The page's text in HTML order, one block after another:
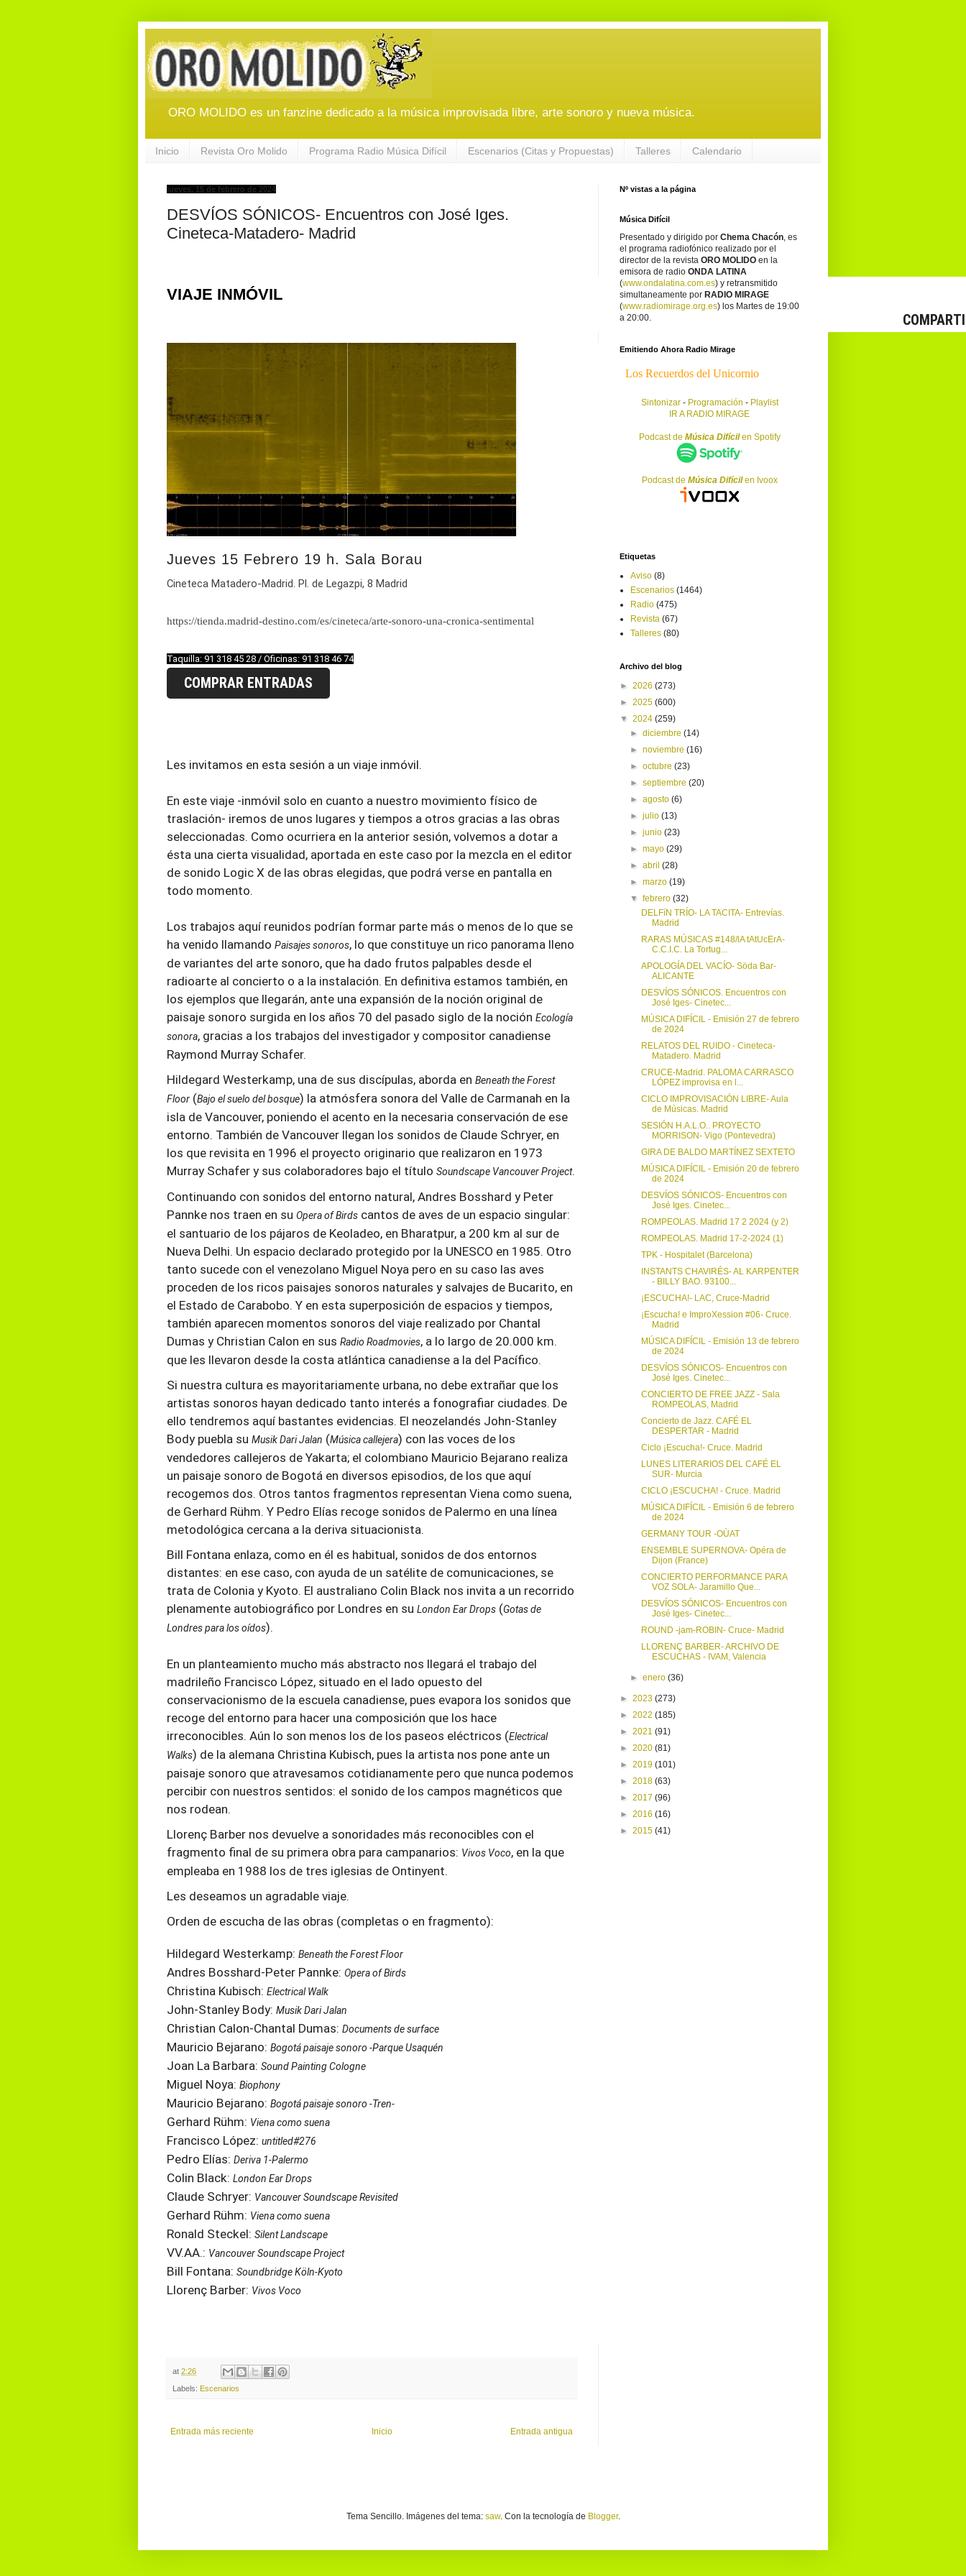
ORO MOLIDO es un fanzine dedicado a la música improvisada libre, arte sonoro y nueva música.
Inicio Revista Oro Molido Programa Radio Música Difícil Escenarios (Citas y Propuestas) Talleres Calendario
jueves, 15 de febrero de 2024
DESVÍOS SÓNICOS- Encuentros con José Iges.
Cineteca-Matadero- Madrid
VIAJE INMÓVIL
Jueves 15 Febrero 19 h. Sala Borau
Cineteca Matadero-Madrid. Pl. de Legazpi, 8 Madrid
https://tienda.madrid-destino.com/es/cineteca/arte-sonoro-una-cronica-sentimental
Taquilla: 91 318 45 28 / Oficinas: 91 318 46 74
COMPRAR ENTRADAS
Les invitamos en esta sesión a un viaje inmóvil.
En este viaje -inmóvil solo en cuanto a nuestro movimiento físico de
traslación- iremos de unos lugares y tiempos a otros gracias a las obras
seleccionadas. Como ocurriera en la anterior sesión, volvemos a dotar a
ésta una cierta visualidad, aportada en este caso por la mezcla en el editor
de sonido Logic X de las obras elegidas, que podrá verse en pantalla en
todo momento.
Los trabajos aquí reunidos podrían formar parte más o menos de lo que se
ha venido llamando Paisajes sonoros, lo que constituye un rico panorama lleno
de variantes del arte sonoro, que ha dado frutos palpables desde el
radioarte al concierto o a la instalación. En definitiva estamos también, en
los ejemplos que llegarán, ante una expansión de la noción original de
paisaje sonoro surgida en los años 70 del pasado siglo de la noción Ecología
sonora, gracias a los trabajos del investigador y compositor canadiense
Raymond Murray Schafer.
Hildegard Westerkamp, una de sus discípulas, aborda en Beneath the Forest
Floor (Bajo el suelo del bosque) la atmósfera sonora del Valle de Carmanah en la
isla de Vancouver, poniendo el acento en la necesaria conservación de ese
entorno. También de Vancouver llegan los sonidos de Claude Schryer, en
los que revisita en 1996 el proyecto originario que realizaron en 1973
Murray Schafer y sus colaboradores bajo el título Soundscape Vancouver Project.
Continuando con sonidos del entorno natural, Andres Bosshard y Peter
Pannke nos traen en su Opera of Birds cantos de aves de un espacio singular:
el santuario de los pájaros de Keoladeo, en Bharatpur, a 200 km al sur de
Nueva Delhi. Un espacio declarado protegido por la UNESCO en 1985. Otro
tanto sucede con el venezolano Miguel Noya pero en su caso las aves
proceden de los ricos paisajes sonoros naturales y salvajes de Bucarito, en
el Estado de Carabobo. Y en esta superposición de espacios y tiempos,
también aparecen momentos sonoros del viaje realizado por Chantal
Dumas y Christian Calon en sus Radio Roadmovies, a lo largo de 20.000 km.
que les llevaron desde la costa atlántica canadiense a la del Pacífico.
Si nuestra cultura es mayoritariamente urbana, no debe extrañar que los
artistas sonoros hayan dedicado tanto interés a fonografiar ciudades. De
ello tendremos aquí bastantes evidencias. El neozelandés John-Stanley
Body puebla su Musik Dari Jalan (Música callejera) con las voces de los
vendedores callejeros de Yakarta; el colombiano Mauricio Bejarano realiza
un paisaje sonoro de Bogotá en diversos episodios, de los que aquí
recogemos dos. Otros tantos fragmentos representan Viena como suena,
de Gerhard Rühm. Y Pedro Elías recoge sonidos de Palermo en una línea
metodológica cercana a la deriva situacionista.
Bill Fontana enlaza, como en él es habitual, sonidos de dos entornos
distantes: en ese caso, con ayuda de un satélite de comunicaciones, se
trata de Colonia y Kyoto. El australiano Colin Black nos invita a un recorrido
plenamente autobiográfico por Londres en su London Ear Drops (Gotas de
Londres para los oídos).
En un planteamiento mucho más abstracto nos llegará el trabajo del
madrileño Francisco López, situado en el lado opuesto del
conservacionismo de la escuela canadiense, pues evapora los sonidos que
recoge del entorno para hacer una composición que los hace
irreconocibles. Aún lo son menos los de los paseos eléctricos (Electrical
Walks) de la alemana Christina Kubisch, pues la artista nos pone ante un
paisaje sonoro que atravesamos cotidianamente pero que nunca podemos
percibir con nuestros sentidos: el sonido de los campos magnéticos que
nos rodean.
Llorenç Barber nos devuelve a sonoridades más reconocibles con el
fragmento final de su primera obra para campanarios: Vivos Voco, en la que
empleaba en 1988 los de tres iglesias de Ontinyent.
Les deseamos un agradable viaje.
Orden de escucha de las obras (completas o en fragmento):
Hildegard Westerkamp: Beneath the Forest Floor
Andres Bosshard-Peter Pannke: Opera of Birds
Christina Kubisch: Electrical Walk
John-Stanley Body: Musik Dari Jalan
Christian Calon-Chantal Dumas: Documents de surface
Mauricio Bejarano: Bogotá paisaje sonoro -Parque Usaquén
Joan La Barbara: Sound Painting Cologne
Miguel Noya: Biophony
Mauricio Bejarano: Bogotá paisaje sonoro -Tren-
Gerhard Rühm: Viena como suena
Francisco López: untitled#276
Pedro Elías: Deriva 1-Palermo
Colin Black: London Ear Drops
Claude Schryer: Vancouver Soundscape Revisited
Gerhard Rühm: Viena como suena
Ronald Steckel: Silent Landscape
VV.AA.: Vancouver Soundscape Project
Bill Fontana: Soundbridge Köln-Kyoto
Llorenç Barber: Vivos Voco
at 2:26
Labels: Escenarios
Entrada más reciente Entrada antigua
Inicio
Nº vistas a la página
Música Difícil
Presentado y dirigido por Chema Chacón, es
el programa radiofónico realizado por el
director de la revista ORO MOLIDO en la
emisora de radio ONDA LATINA
(www.ondalatina.com.es) y retransmitido
simultaneamente por RADIO MIRAGE
(www.radiomirage.org.es) los Martes de 19:00
a 20:00.
Emitiendo Ahora Radio Mirage
Sintonizar - Programación - Playlist
IR A RADIO MIRAGE
Podcast de Música Difícilen Spotify
Podcast de Música Difícilen Ivoox
Etiquetas
Aviso (8)
Escenarios (1464)
Radio (475)
Revista (67)
Talleres (80)
Archivo del blog
► 2026 (273)
► 2025 (600)
▼ 2024 (259)
►diciembre(14)
►noviembre(16)
►octubre(23)
►septiembre(20)
►agosto(6)
►julio(13)
►junio(23)
►mayo(29)
►abril(28)
►marzo(19)
▼febrero(32)
DELFíN TRÍO- LA TACITA- Entrevías.
Madrid
RARAS MÚSICAS #148/lA tAtUcErA-
C.C.I.C. La Tortug...
APOLOGÍA DEL VACÍO- Söda Bar-
ALICANTE
DESVÍOS SÓNICOS. Encuentros con
José Iges- Cinetec...
MÚSICA DIFÍCIL - Emisión 27 de febrero
de 2024
RELATOS DEL RUIDO - Cineteca-
Matadero. Madrid
CRUCE-Madrid. PALOMA CARRASCO
LÓPEZ improvisa en l...
CICLO IMPROVISACIÓN LIBRE- Aula
de Músicas. Madrid
SESIÓN H.A.L.O.. PROYECTO
MORRISON- Vigo (Pontevedra)
GIRA DE BALDO MARTÍNEZ SEXTETO
MÚSICA DIFÍCIL - Emisión 20 de febrero
de 2024
DESVÍOS SÓNICOS- Encuentros con
José Iges. Cinetec...
ROMPEOLAS. Madrid 17 2 2024 (y 2)
ROMPEOLAS. Madrid 17-2-2024 (1)
TPK - Hospitalet (Barcelona)
INSTANTS CHAVIRÉS- AL KARPENTER
- BILLY BAO. 93100...
¡ESCUCHA!- LAC, Cruce-Madrid
¡Escucha! e ImproXession #06- Cruce.
Madrid
MÚSICA DIFÍCIL - Emisión 13 de febrero
de 2024
DESVÍOS SÓNICOS- Encuentros con
José Iges. Cinetec...
CONCIERTO DE FREE JAZZ - Sala
ROMPEOLAS, Madrid
Concierto de Jazz. CAFÉ EL
DESPERTAR - Madrid
Ciclo ¡Escucha!- Cruce. Madrid
LUNES LITERARIOS DEL CAFÉ EL
SUR- Murcia
CICLO ¡ESCUCHA! - Cruce. Madrid
MÚSICA DIFÍCIL - Emisión 6 de febrero
de 2024
GERMANY TOUR -OÙAT
ENSEMBLE SUPERNOVA- Opéra de
Dijon (France)
CONCIERTO PERFORMANCE PARA
VOZ SOLA- Jaramillo Que...
DESVÍOS SÓNICOS- Encuentros con
José Iges- Cinetec...
ROUND -jam-ROBIN- Cruce- Madrid
LLORENÇ BARBER- ARCHIVO DE
ESCUCHAS - IVAM, Valencia
►enero(36)
► 2023 (273)
► 2022 (185)
► 2021 (91)
► 2020 (81)
► 2019 (101)
► 2018 (63)
► 2017 (96)
► 2016 (16)
► 2015 (41)
Tema Sencillo. Imágenes del tema: saw. Con la tecnología de Blogger.